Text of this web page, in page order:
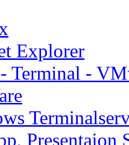
Explorer
Terminal -
Presentaion